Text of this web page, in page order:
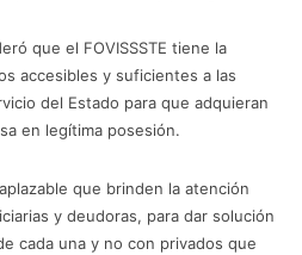
que el FOVISSSTE tiene la
accesibles y suficientes a las
del Estado para que adquieran
en legítima posesión.
que brinden la atención
y deudoras, para dar solución
cada una y no con privados que